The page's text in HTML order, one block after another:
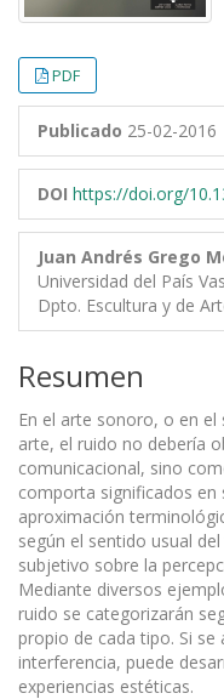
PDF
Publicado 25-02-2016
DOI https://doi.org/
Juan Andrés Grego
Universidad del País
Dpto. Escultura y de
Resumen
En el arte sonoro, o en
arte, el ruido no debería
comunicacional, sino
comporta significados en
aproximación
según el sentido usual
subjetivo sobre la
Mediante diversos
ruido se categorizarán
propio de cada tipo. Si
interferencia, puede
experiencias estéticas.